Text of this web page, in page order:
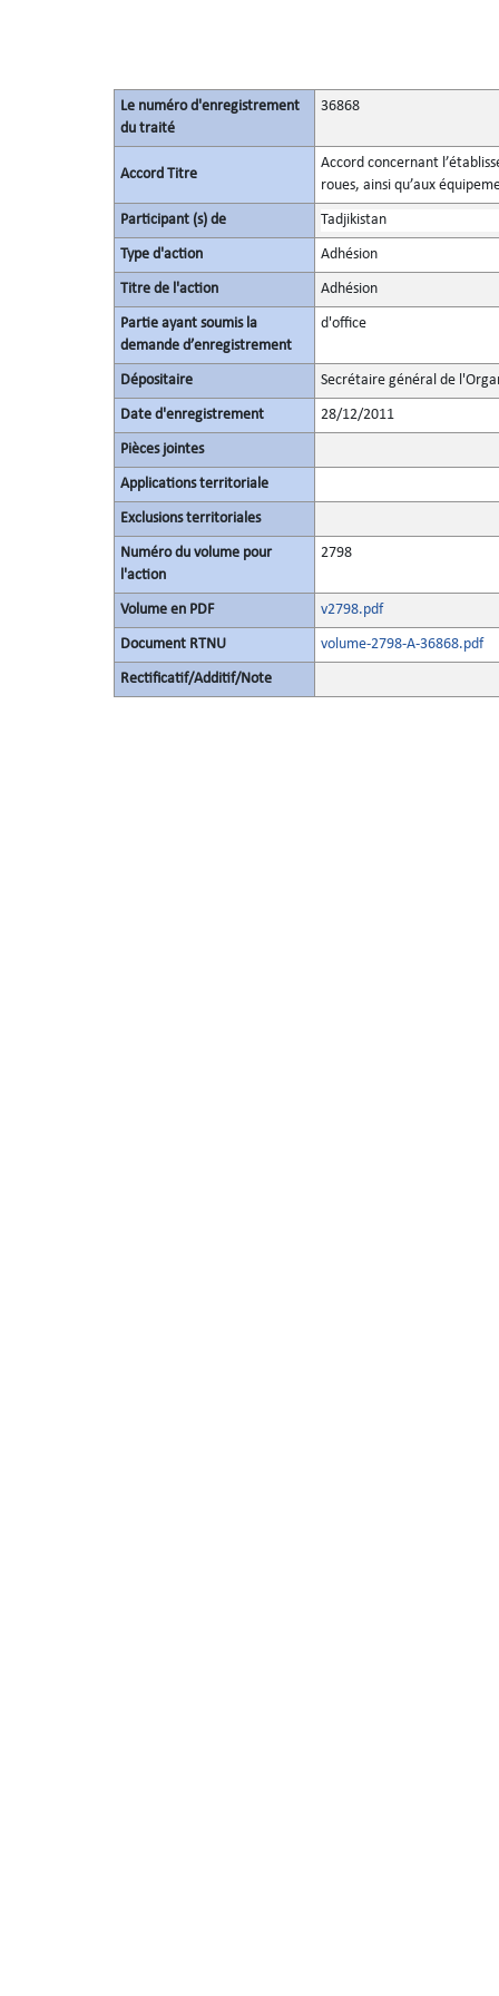
Le numéro d'enregistrement
du traité
36868
Accord Titre
Accord concernant
roues, ainsi qu’aux
Participant (s) de Tadjikistan
Type d'action Adhésion
Titre de l'action Adhésion
Partie ayant soumis la
demande d’enregistrement
d'office
Dépositaire Secrétaire général de
Date d'enregistrement 28/12/2011
Pièces jointes
Applications territoriale
Exclusions territoriales
Numéro du volume pour
l'action
2798
Volume en PDF v2798.pdf
Document RTNU volume-2798-A-36868.pdf
Rectificatif/Additif/Note